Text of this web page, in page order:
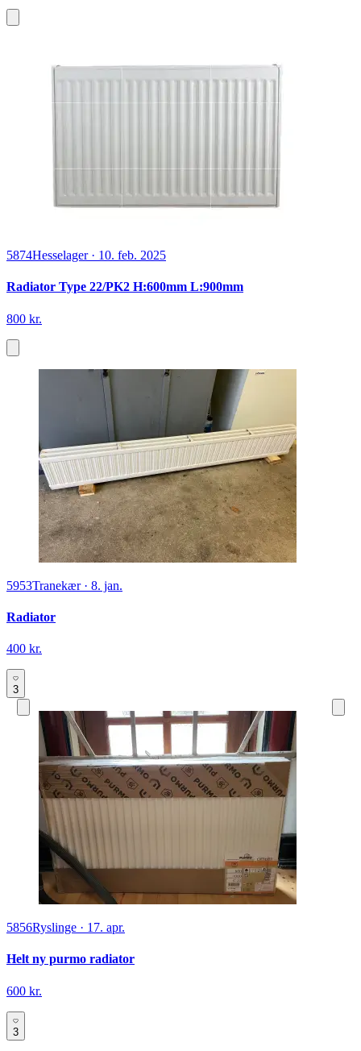
5874Hesselager· 10. feb. 2025
Radiator Type 22/PK2 H:600mm L:900mm
800 kr.
5953Tranekær· 8. jan.
Radiator
400 kr.
3
5856Ryslinge · 17. apr.
Helt ny purmo radiator
600 kr.
3